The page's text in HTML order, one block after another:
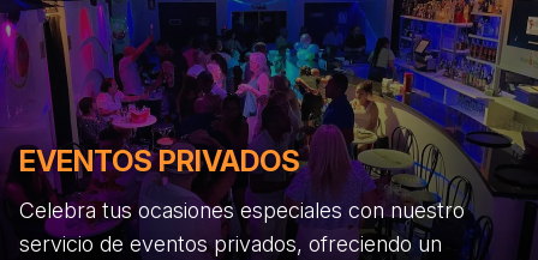
EVENTOS PRIVADOS
Celebra tus ocasiones especiales con nuestro
servicio de eventos privados, ofreciendo un